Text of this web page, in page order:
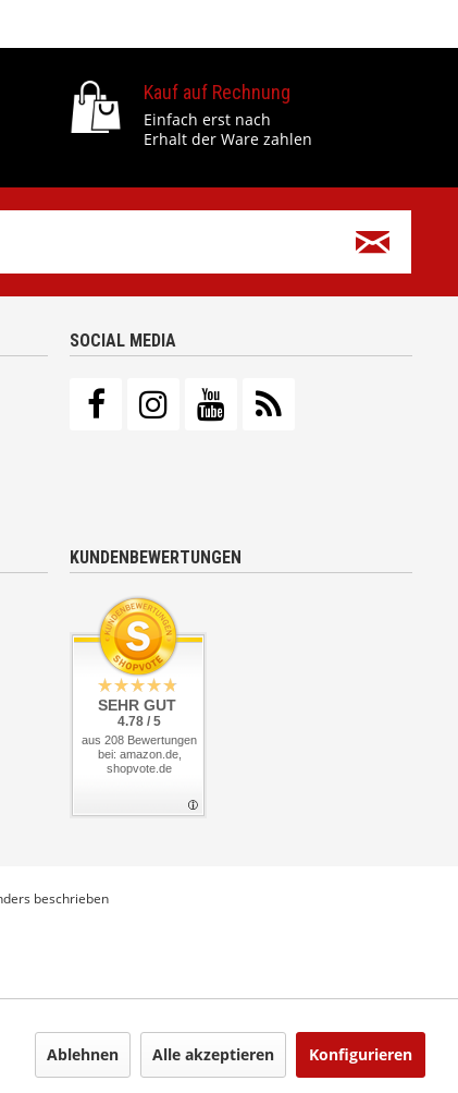
Kauf auf Rechnung
Einfach erst nach
Erhalt der Ware zahlen
SOCIAL MEDIA
KUNDENBEWERTUNGEN
SEHR GUT
4.78 / 5
aus 208 Bewertungen
bei: amazon.de,
shopvote.de
beschrieben
Ablehnen Alle akzeptieren Konfigurieren